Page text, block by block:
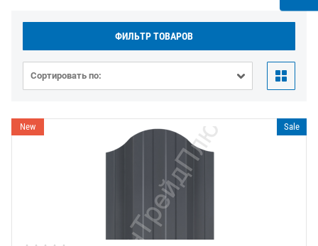
ФИЛЬТР ТОВАРОВ
Сортировать по:
New Sale